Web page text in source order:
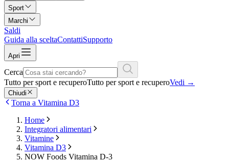
Sport
Marchi
Saldi
Guida alla sceltaContattiSupporto
Apri
Cerca
Tutto per sport e recuperoTutto per sport e recuperoVedi →
Chiudi
Torna a Vitamina D3
Home
Integratori alimentari
Vitamine
Vitamina D3
NOW Foods Vitamina D-3